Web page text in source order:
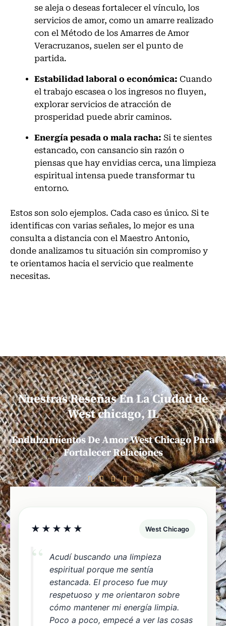
se aleja o deseas fortalecer el vínculo, los
servicios de amor, como un amarre realizado
con el Método de los Amarres de Amor
Veracruzanos, suelen ser el punto de
partida.
Estabilidad laboral o económica: Cuando
el trabajo escasea o los ingresos no fluyen,
explorar servicios de atracción de
prosperidad puede abrir caminos.
Energía pesada o mala racha: Si te sientes
estancado, con cansancio sin razón o
piensas que hay envidias cerca, una limpieza
espiritual intensa puede transformar tu
entorno.
Estos son solo ejemplos. Cada caso es único. Si te
identificas con varias señales, lo mejor es una
consulta a distancia con el Maestro Antonio,
donde analizamos tu situación sin compromiso y
te orientamos hacia el servicio que realmente
necesitas.
Nuestras Reseñas En La Ciudad de
West chicago, IL
Endulzamientos De Amor West Chicago Para
Fortalecer Relaciones
    5
5
★★★★★ West Chicago
Acudí buscando una limpieza
espiritual porque me sentía
estancada. El proceso fue muy
respetuoso y me orientaron sobre
cómo mantener mi energía limpia.
Poco a poco, empecé a ver las cosas